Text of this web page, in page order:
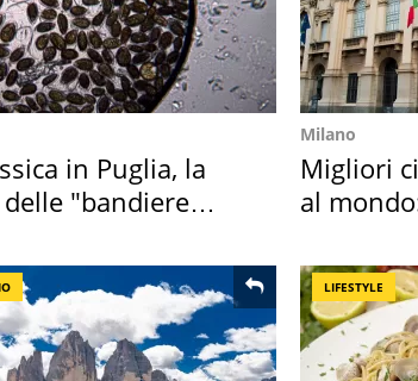
in Puglia, la
"bandiere
Milano
Migliori
al
LIFESTYLE